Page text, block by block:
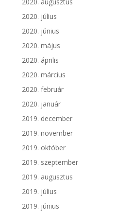
2020. július
2020. június
2020. május
2020. április
2020. március
2020. február
2020. január
2019. december
2019. november
2019. október
2019. szeptember
2019. augusztus
2019. július
2019. június